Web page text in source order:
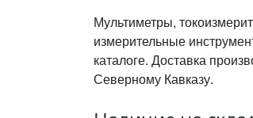
Мультиметры,
измерительные
каталоге. Доставка
Северному Кавказу.